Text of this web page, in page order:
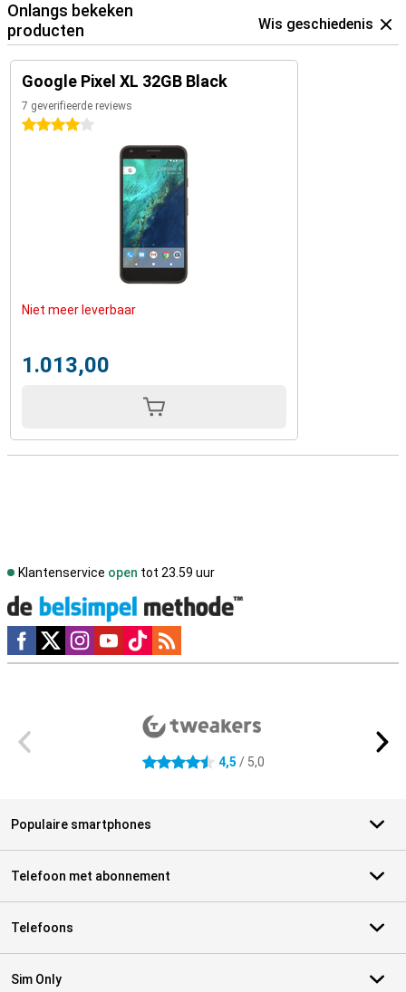
Onlangs bekeken
producten
Wis geschiedenis
Google Pixel XL 32GB Black
7 geverifieerde reviews
4 sterren
Niet meer leverbaar
1.013,00
Klantenservice open tot 23.59 uur
Social media
4.5 sterren 4,5 / 5,0
Populaire smartphones
Telefoon met abonnement
Telefoons
Sim Only